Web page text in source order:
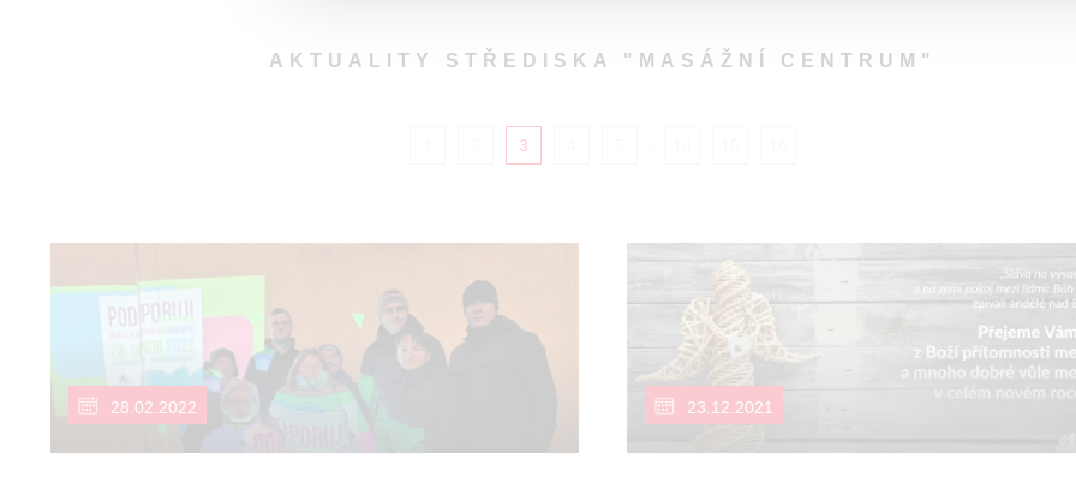
AKTUALITY STŘEDISKA "MASÁŽNÍ CENTRUM"
3
28.02.2022 23.12.2021